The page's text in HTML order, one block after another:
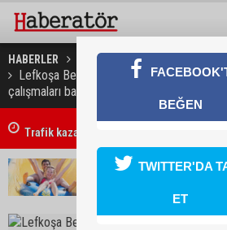
HABERLER KÜLTÜR & SANAT
Lefkoşa Belediye Tiyatrosu’nun gençlik
çalışmaları başlıyor
Trafik kazasında 85 yaşındaki Turan
BEĞEN
TWITTER'DA
ET